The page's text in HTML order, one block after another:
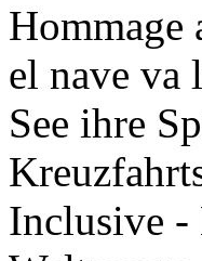
Hommage
el nave va
See ihre
Inclusive -